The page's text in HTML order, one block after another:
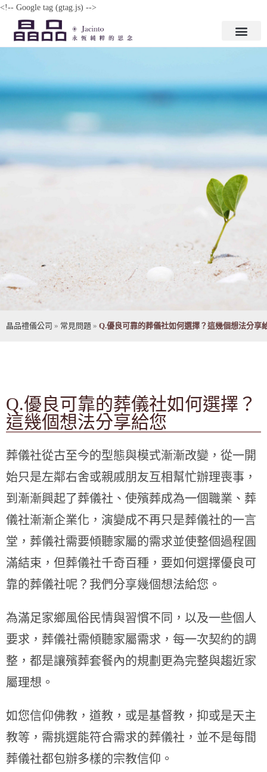
<!-- Google tag (gtag.js) -->
晶品禮儀公司 » 常見問題 » Q.優良可靠的葬儀社如何選擇？這幾個想法分享
Q.優良可靠的葬儀社如何選擇？
這幾個想法分享給您
葬儀社從古至今的型態與模式漸漸改變，從一開
始只是左鄰右舍或親戚朋友互相幫忙辦理喪事，
到漸漸興起了葬儀社、使殯葬成為一個職業、葬
儀社漸漸企業化，演變成不再只是葬儀社的一言
堂，葬儀社需要傾聽家屬的需求並使整個過程圓
滿結束，但葬儀社千奇百種，要如何選擇優良可
靠的葬儀社呢？我們分享幾個想法給您。
為滿足家鄉風俗民情與習慣不同，以及一些個人
要求，葬儀社需傾聽家屬需求，每一次契約的調
整，都是讓殯葬套餐內的規劃更為完整與趨近家
屬理想。
如您信仰佛教，道教，或是基督教，抑或是天主
教等，需挑選能符合需求的葬儀社，並不是每間
葬儀社都包辦多樣的宗教信仰。